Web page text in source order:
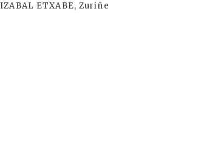
ETXABE, Zuriñe